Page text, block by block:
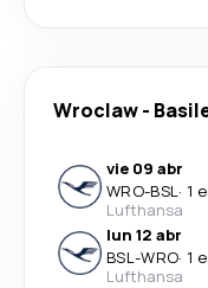
Wroclaw-
vie 09 abr
WRO-BSL· 1
Lufthansa
lun 12 abr
BSL-WRO· 1
Lufthansa